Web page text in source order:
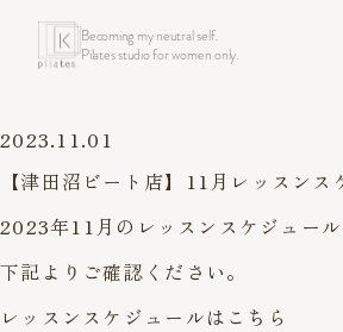
Becoming my neutral self.
Pilates studio for women only.
2023.11.01
【津田沼ビート店】11月レッスン
2023年11月のレッスンスケジュール
下記よりご確認ください。
レッスンスケジュールはこちら